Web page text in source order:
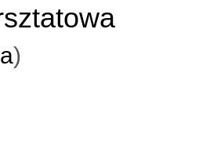
)